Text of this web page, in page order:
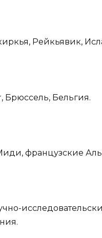
Рейкьявик,
Брюссель, Бельгия.
французские